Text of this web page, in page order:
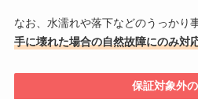
なお、水濡れや落下などのうっかり
手に壊れた場合の自然故障にのみ対
保証対象外